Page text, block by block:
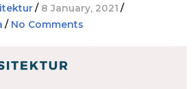
/ 8 January, 2021 /
/ No Comments